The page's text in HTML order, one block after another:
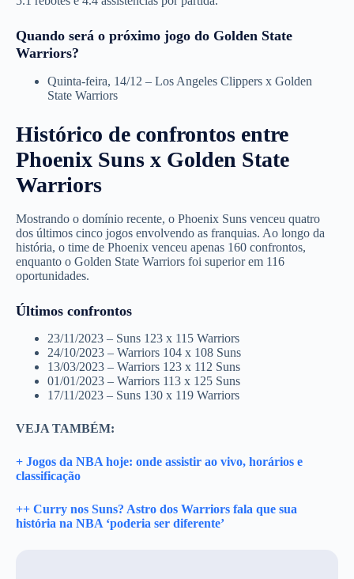
Quando será o próximo jogo do Golden State
Warriors?
Quinta-feira, 14/12 – Los Angeles Clippers x Golden
State Warriors
Histórico de confrontos entre
Phoenix Suns x Golden State
Warriors
Mostrando o domínio recente, o Phoenix Suns venceu quatro
dos últimos cinco jogos envolvendo as franquias. Ao longo da
história, o time de Phoenix venceu apenas 160 confrontos,
enquanto o Golden State Warriors foi superior em 116
oportunidades.
Últimos confrontos
23/11/2023 – Suns 123 x 115 Warriors
24/10/2023 – Warriors 104 x 108 Suns
13/03/2023 – Warriors 123 x 112 Suns
01/01/2023 – Warriors 113 x 125 Suns
17/11/2023 – Suns 130 x 119 Warriors
VEJA TAMBÉM:
+ Jogos da NBA hoje: onde assistir ao vivo, horários e
classificação
++ Curry nos Suns? Astro dos Warriors fala que sua
história na NBA ‘poderia ser diferente’